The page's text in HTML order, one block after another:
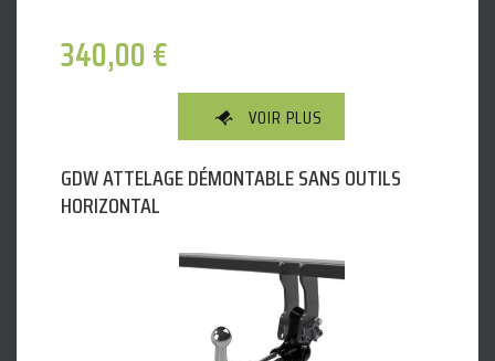
340,00€
VOIR PLUS
GDW ATTELAGE DÉMONTABLE SANS OUTILS
HORIZONTAL